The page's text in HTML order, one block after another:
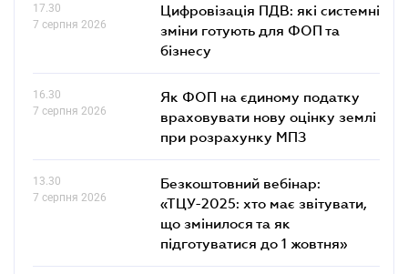
17.30
7 серпня 2026
Цифровізація ПДВ: які системні
зміни готують для ФОП та
бізнесу
16.30
7 серпня 2026
Як ФОП на єдиному податку
враховувати нову оцінку землі
при розрахунку МПЗ
13.30
7 серпня 2026
Безкоштовний вебінар:
«ТЦУ-2025: хто має звітувати,
що змінилося та як
підготуватися до 1 жовтня»